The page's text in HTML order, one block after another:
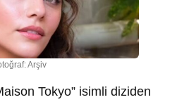
Arşiv
Tokyo” isimli diziden